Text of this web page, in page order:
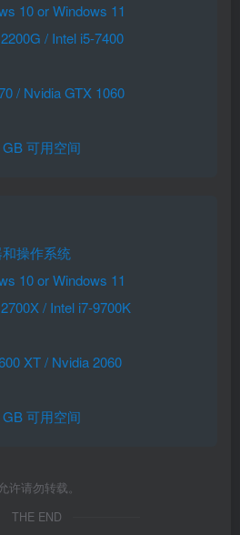
10 or Windows 11
/ Intel i5-7400
/ Nvidia GTX 1060
可用空间
操作系统
10 or Windows 11
/ Intel i7-9700K
XT / Nvidia 2060
可用空间
请勿转载。
THE END